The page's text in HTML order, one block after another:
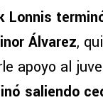
Lonnis
Álvarez,
apoyo al
saliendo